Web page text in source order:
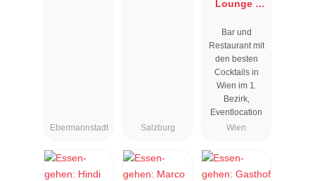
Ebermannstadt Salzburg
Lounge I
Wien
Bar und
Restaurant mit
den besten
Cocktails in
Wien im 1.
Bezirk,
Eventlocation
Wien